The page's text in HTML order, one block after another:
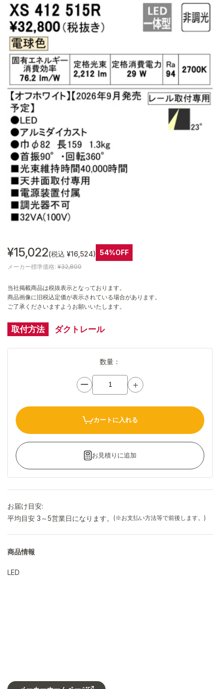
¥15,022(税込 ¥16,524) 54%OFF
メーカー標準価格: ¥32,800
当社掲載商品は税抜表示となっております。
商品画像に旧税込定価が表示されている場合があります。
ご了承くださいますようお願いいたします。
取付方法 ダクトレール
数量：
ー ＋
カートに入れる
お見積りに追加
お届け目安:
平均目安 3～5営業日になります。
(※お支払い方法等で前後します。)
商品情報
LED